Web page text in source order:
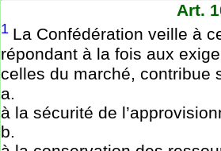
Art.
1 La Confédération veille à
répondant à la fois aux
celles du marché, contribue
a.
à la sécurité de
b.